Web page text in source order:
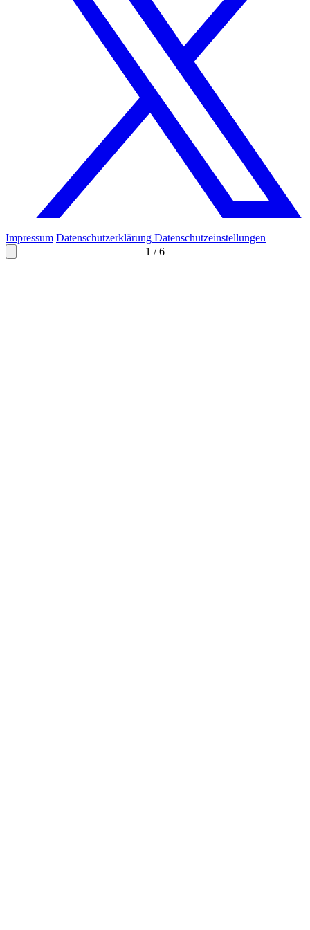
1 /6
Impressum Datenschutzerklärung Datenschutzeinstellungen